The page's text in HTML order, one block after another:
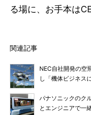
る場に、お手本は
関連記事
NEC自社開発の空
し「機体ビジネス
パナソニックのク
とエンジニアで一